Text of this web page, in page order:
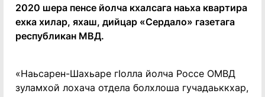
2020 шера пенсе йолча кхалсага наьха квартира
ехка хилар, яхаш, дийцар «Сердало» газетага
республикан МВД.
«Наьсарен-Шахьаре гӀолла йолча Россе ОМВД
зуламхой лохача отдела болхлоша гучадаьккхар,